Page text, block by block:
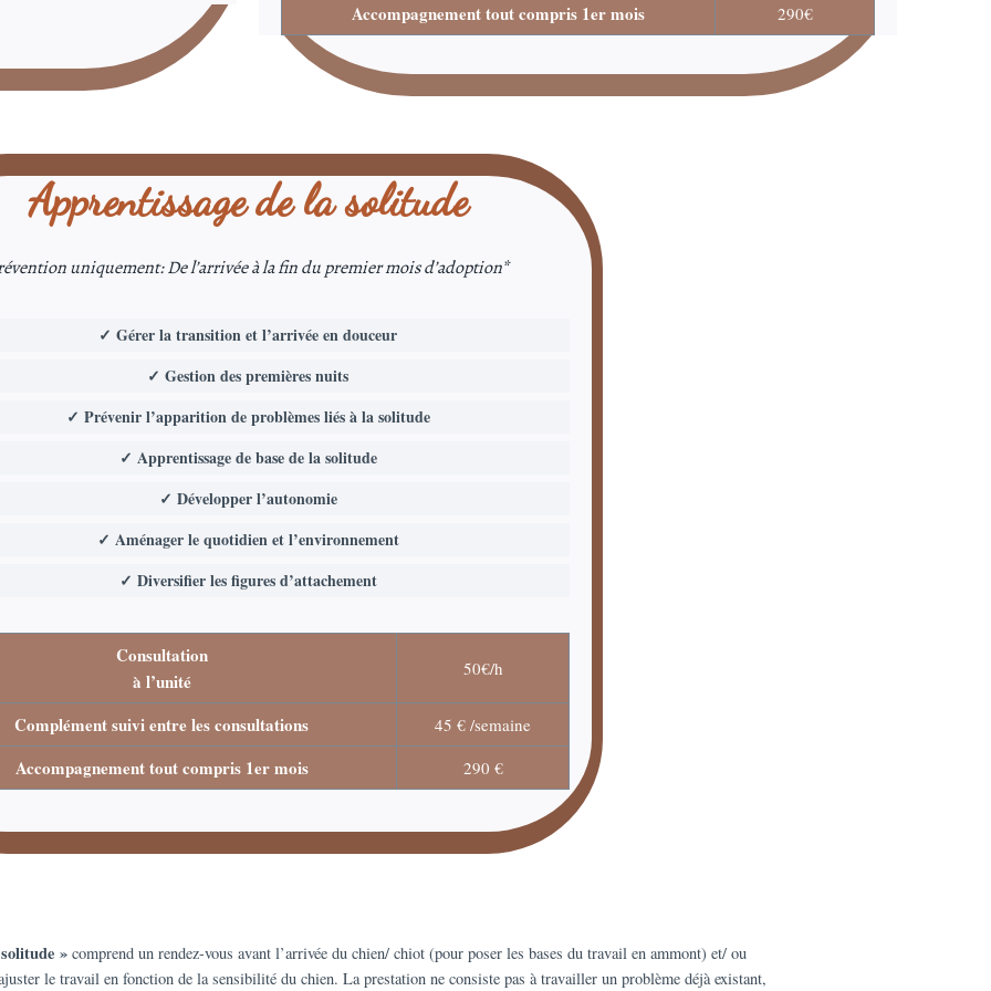
Accompagnement tout compris 1er mois 290€
Apprentissage de la solitude
uniquement:De l’arrivée à la fin du premier mois d’adoption*
✓ Gérer la transition et l’arrivée en douceur
✓ Gestion des premières nuits
✓ Prévenir l’apparition de problèmes liés à la solitude
✓ Apprentissage de base de la solitude
✓ Développer l’autonomie
✓ Aménager le quotidien et l’environnement
✓ Diversifier les figures d’attachement
Consultation
à l’unité
50€/h
Complément suivi entre les consultations 45 € /semaine
Accompagnement tout compris 1er mois 290 €
» comprend un rendez-vous avant l’arrivée du chien/ chiot (pour poser les bases du travail en ammont) et/ ou
le travail en fonction de la sensibilité du chien. La prestation ne consiste pas à travailler un problème déjà existant,